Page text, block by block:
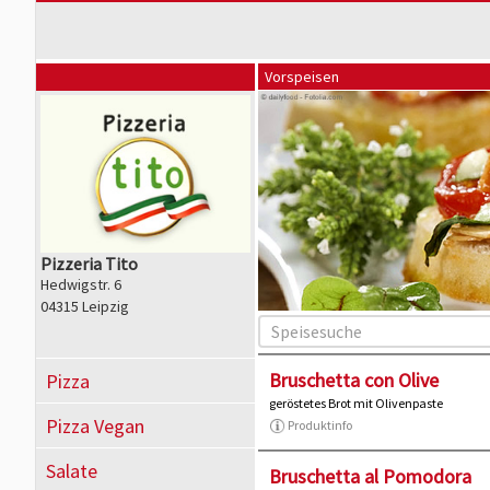
Pizzeria Tito
Hedwigstr. 6
04315 Leipzig
Pizza
Pizza Vegan
Salate
Vorspeisen
Bruschetta con Olive
geröstetes Brot mit Olivenpaste
Produktinfo
Bruschetta al Pomodora